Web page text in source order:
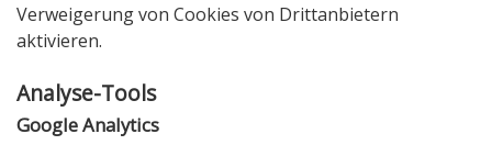
Verweigerung von Cookies von Drittanbietern
aktivieren.
Analyse-Tools
Google Analytics